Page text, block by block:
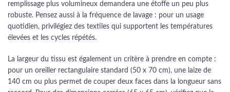
remplissage plus volumineux demandera une étoffe un peu plus
robuste. Pensez aussi à la fréquence de lavage : pour un usage
quotidien, privilégiez des textiles qui supportent les températures
élevées et les cycles répétés.
La largeur du tissu est également un critère à prendre en compte :
pour un oreiller rectangulaire standard (50 x 70 cm), une laize de
140 cm ou plus permet de couper deux faces dans la longueur sans